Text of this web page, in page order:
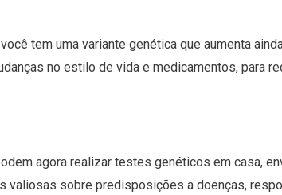
tem uma variante genética que aumenta
no estilo de vida e medicamentos, para
agora realizar testes genéticos em casa,
valiosas sobre predisposições a doenças,